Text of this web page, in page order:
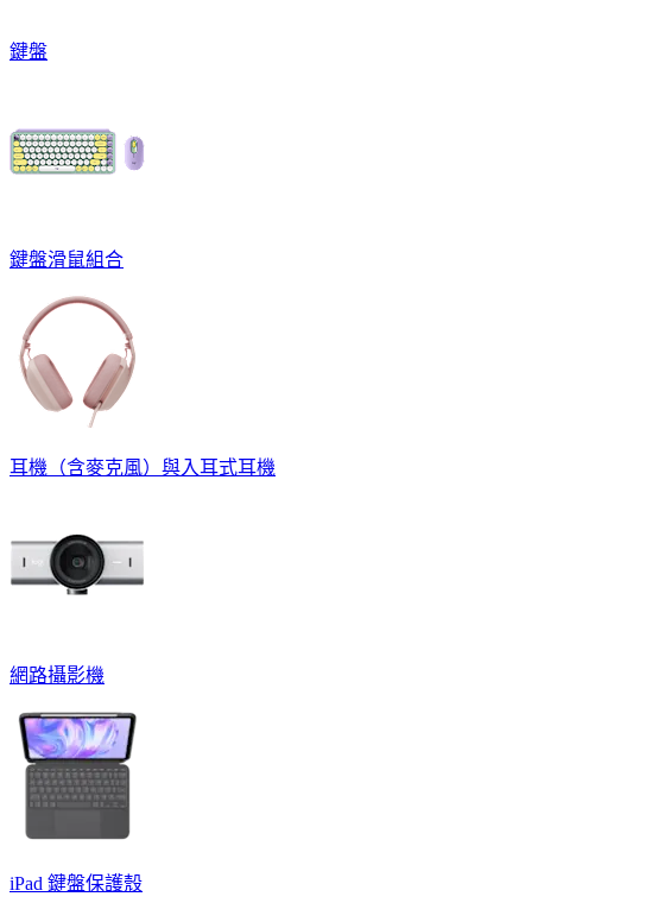
鍵盤
鍵盤滑鼠組合
耳機（含麥克風）與入耳式耳機
網路攝影機
iPad 鍵盤保護殼